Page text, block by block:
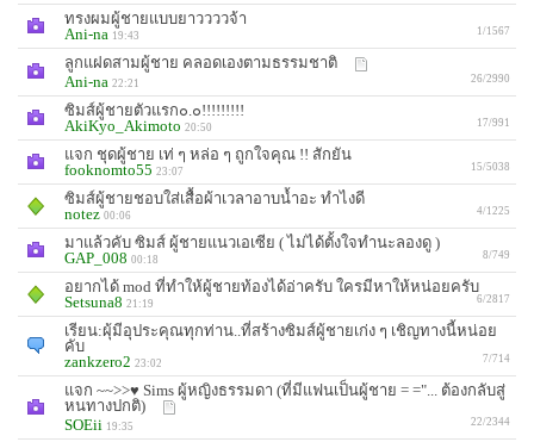
ทรงผมผู้ชายแบบยาววววจ้า
Ani-na 19:43 1/1567
ลูกแฝดสามผู้ชาย คลอดเองตามธรรมชาติ
Ani-na 22:21 26/2990
ซิมส์ผู้ชายตัวแรก๐.๐!!!!!!!!!
AkiKyo_Akimoto 20:50 17/991
แจก ชุดผู้ชาย เท่ ๆ หล่อ ๆ ถูกใจคุณ !! สักยัน
fooknomto55 23:07 15/5038
ซิมส์ผู้ชายชอบใส่เสื้อผ้าเวลาอาบน้ำอะ ทำไงดี
notez 00:06 4/1225
มาแล้วคับ ซิมส์ ผู้ชายแนวเอเซีย ( ไม่ได้ตั้งใจทำนะลองดู )
GAP_008 00:18 8/749
อยากได้ mod ที่ทำให้ผู้ชายท้องได้อ่าครับ ใครมีหาให้หน่อยครับ
Setsuna8 21:19 6/2817
เรียน:ผุ้มีอุประคุณทุกท่าน..ที่สร้างซิมส์ผู้ชายเก่ง ๆ เชิญทางนี้หน่อย
คับ
zankzero2 23:02 7/714
แจก ~~>>♥ Sims ผู้หญิงธรรมดา (ที่มีแฟนเป็นผู้ชาย = ="... ต้องกลับสู่
หนทางปกติ)
SOEii 19:35 22/2344